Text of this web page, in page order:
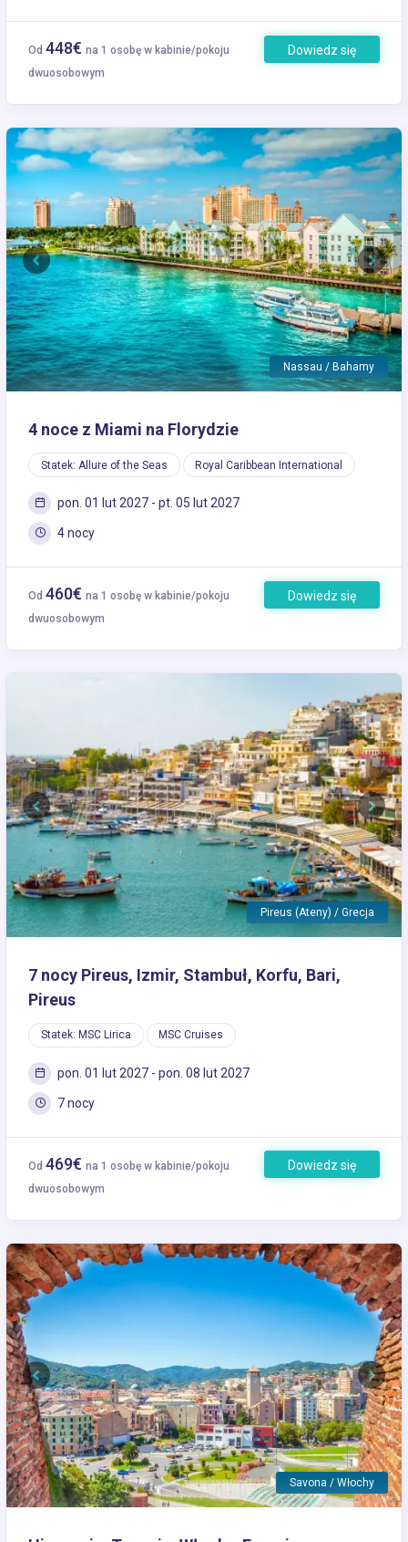
Od 448€ na 1 osobę w kabinie/pokoju
dwuosobowym
Dowiedz się
więcej
Nassau / Bahamy
Previous Next
4 noce z Miami na Florydzie
Statek: Allure of the Seas Royal Caribbean International
pon. 01 lut 2027 - pt. 05 lut 2027
4 nocy
Od 460€ na 1 osobę w kabinie/pokoju
dwuosobowym
Dowiedz się
więcej
Pireus (Ateny) / Grecja
Previous Next
7 nocy Pireus, Izmir, Stambuł, Korfu, Bari,
Pireus
Statek: MSC Lirica MSC Cruises
pon. 01 lut 2027 - pon. 08 lut 2027
7 nocy
Od 469€ na 1 osobę w kabinie/pokoju
dwuosobowym
Dowiedz się
więcej
Savona / Włochy
Previous Next